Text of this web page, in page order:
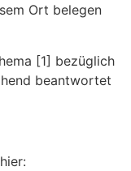
Ort belegen
[1] bezüglich
beantwortet